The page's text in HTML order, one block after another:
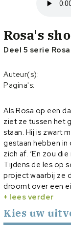
Rosa's
Deel 5 serie Rosa
Auteur(s):
Pagina's:
Als Rosa op een
ziet ze tussen het
staan. Hij is zwart
gestaan hebben in
zich af. ‘En zou
Tijdens de les op
project waarbij ze
droomt over een
zelfgemaakte
en natuurlijk doet
Rosa komt voor
+ lees verder
Kies uw